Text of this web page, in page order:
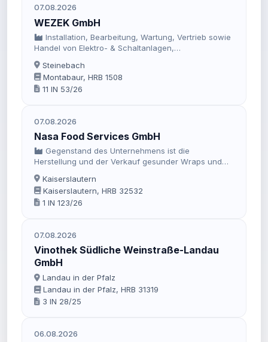
07.08.2026
WEZEK GmbH
Installation, Bearbeitung, Wartung, Vertrieb sowie
Handel von Elektro- & Schaltanlagen,
Sondermaschinen und Komponenten der
Automatisierungs- und Steuertechnik im weitesten
Sinne sowie Erwerben, Halten und Veräußern von
Beteiligungen an anderen Unternehmen
Steinebach
Montabaur, HRB 1508
11 IN 53/26
07.08.2026
Nasa Food Services GmbH
Gegenstand des Unternehmens ist die
Herstellung und der Verkauf gesunder Wraps und
Smoothies, insbesondere auf US-amerikanischen
Luftwaffenstützpunkten.
Kaiserslautern
Kaiserslautern, HRB 32532
1 IN 123/26
07.08.2026
Vinothek Südliche Weinstraße-Landau
GmbH
Landau in der Pfalz
Landau in der Pfalz, HRB 31319
3 IN 28/25
06.08.2026